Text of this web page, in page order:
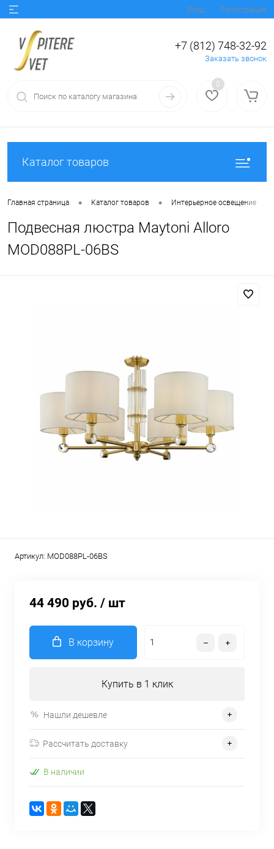
Вход Регистрация
+7 (812) 748-32-92
Заказать звонок
0
Каталог товаров
Главная страница • Каталог товаров • Интерьерное освещение
Подвесная люстра Maytoni Alloro
MOD088PL-06BS
Артикул: MOD088PL-06BS
44 490 руб. / шт
В корзину
Купить в 1 клик
Нашли дешевле
Рассчитать доставку
В наличии